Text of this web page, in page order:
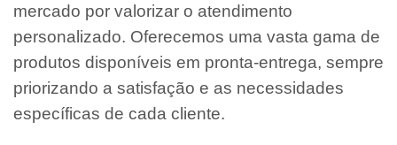
mercado por valorizar o atendimento
personalizado. Oferecemos uma vasta gama de
produtos disponíveis em pronta-entrega, sempre
priorizando a satisfação e as necessidades
específicas de cada cliente.